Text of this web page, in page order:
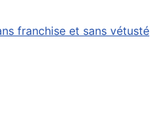
franchise et sans vétusté